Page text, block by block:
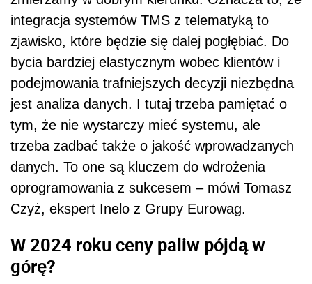
integracja systemów TMS z telematyką to
zjawisko, które będzie się dalej pogłębiać. Do
bycia bardziej elastycznym wobec klientów i
podejmowania trafniejszych decyzji niezbędna
jest analiza danych. I tutaj trzeba pamiętać o
tym, że nie wystarczy mieć systemu, ale
trzeba zadbać także o jakość wprowadzanych
danych. To one są kluczem do wdrożenia
oprogramowania z sukcesem – mówi Tomasz
Czyż, ekspert Inelo z Grupy Eurowag.
W 2024 roku ceny paliw pójdą w
górę?